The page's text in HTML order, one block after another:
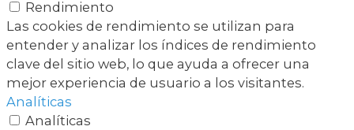
Rendimiento
Las cookies de rendimiento se utilizan para
entender y analizar los índices de rendimiento
clave del sitio web, lo que ayuda a ofrecer una
mejor experiencia de usuario a los visitantes.
Analíticas
Analíticas